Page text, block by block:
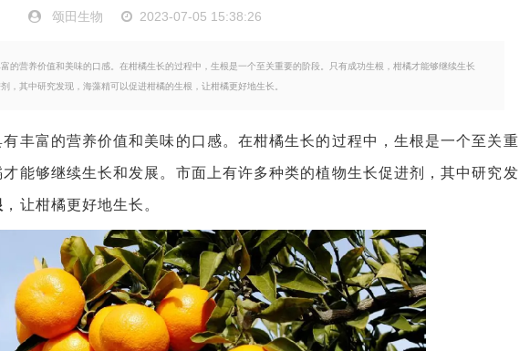
颂田生物 2023-07-05 15:38:26
的营养价值和美味的口感。在柑橘生长的过程中，生根是一个至关重要的阶段。只有成功生根，柑橘才能够继续生长
，其中研究发现，海藻精可以促进柑橘的生根，让柑橘更好地生长。
富的营养价值和美味的口感。在柑橘生长的过程中，生根是一个至关重
能够继续生长和发展。市面上有许多种类的植物生长促进剂，其中研究发
，让柑橘更好地生长。